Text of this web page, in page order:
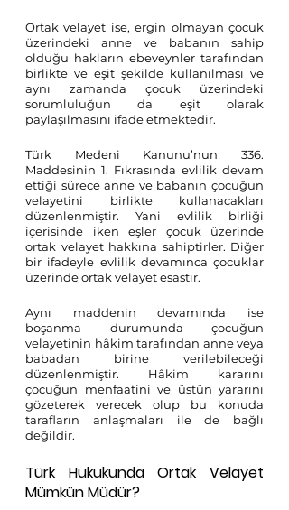
Ortak velayet ise, ergin olmayan çocuk
üzerindeki anne ve babanın sahip
olduğu hakların ebeveynler tarafından
birlikte ve eşit şekilde kullanılması ve
aynı zamanda çocuk üzerindeki
sorumluluğun da eşit olarak
paylaşılmasını ifade etmektedir.
Türk Medeni Kanunu’nun 336.
Maddesinin 1. Fıkrasında evlilik devam
ettiği sürece anne ve babanın çocuğun
velayetini birlikte kullanacakları
düzenlenmiştir. Yani evlilik birliği
içerisinde iken eşler çocuk üzerinde
ortak velayet hakkına sahiptirler. Diğer
bir ifadeyle evlilik devamınca çocuklar
üzerinde ortak velayet esastır.
Aynı maddenin devamında ise
boşanma durumunda çocuğun
velayetinin hâkim tarafından anne veya
babadan birine verilebileceği
düzenlenmiştir. Hâkim kararını
çocuğun menfaatini ve üstün yararını
gözeterek verecek olup bu konuda
tarafların anlaşmaları ile de bağlı
değildir.
Türk Hukukunda Ortak Velayet
Mümkün Müdür?